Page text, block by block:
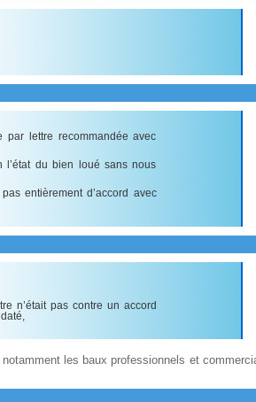
par lettre recommandée avec
l’état du bien loué sans nous
entièrement d’accord avec
n’était pas contre un accord
les baux professionnels et